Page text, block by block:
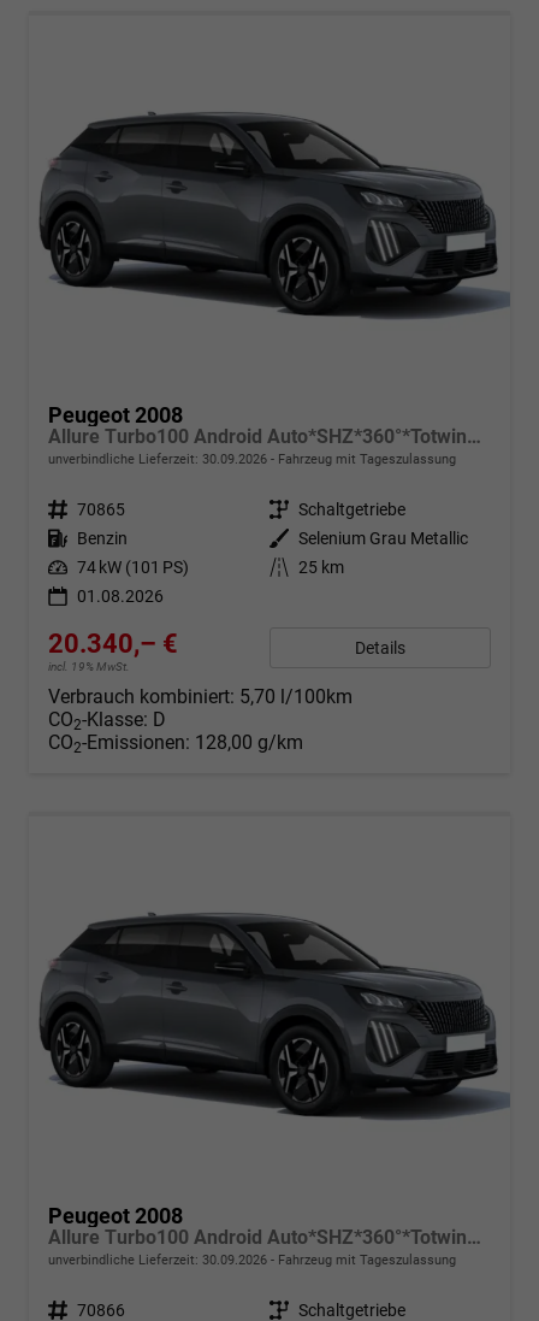
Peugeot 2008
Allure Turbo100 Android Auto*SHZ*360°*Totwinkel*Klimaauto
unverbindliche Lieferzeit: 30.09.2026 Fahrzeug mit Tageszulassung
Fahrzeugnr. 70865 Getriebe Schaltgetriebe
Kraftstoff Benzin Außenfarbe Selenium Grau Metallic
Leistung 74 kW (101 PS) Kilometerstand 25 km
01.08.2026
20.340,– €
incl. 19% MwSt.
Details
Verbrauch kombiniert: 5,70 l/100km
CO2-Klasse: D
CO2-Emissionen: 128,00 g/km
Peugeot 2008
Allure Turbo100 Android Auto*SHZ*360°*Totwinkel*Klimaauto
unverbindliche Lieferzeit: 30.09.2026 Fahrzeug mit Tageszulassung
Fahrzeugnr. 70866 Getriebe Schaltgetriebe